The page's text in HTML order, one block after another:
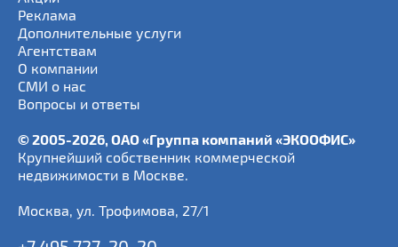
Реклама
Дополнительные услуги
Агентствам
О компании
СМИ о нас
Вопросы и ответы
© 2005-2026, ОАО «Группа компаний «ЭКООФИС»
Крупнейший собственник коммерческой
недвижимости в Москве.
Москва, ул. Трофимова, 27/1